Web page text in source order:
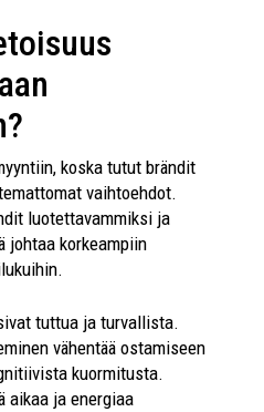
koska tutut brändit
vaihtoehdot.
luotettavammiksi ja
johtaa korkeampiin
tuttua ja turvallista.
vähentää ostamiseen
kuormitusta.
aikaa ja energiaa